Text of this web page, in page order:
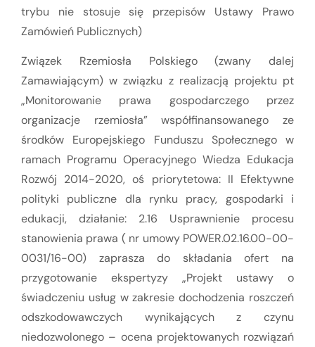
trybu nie stosuje się przepisów Ustawy Prawo
Zamówień Publicznych)
Związek Rzemiosła Polskiego (zwany dalej
Zamawiającym) w związku z realizacją projektu pt
„Monitorowanie prawa gospodarczego przez
organizacje rzemiosła” współfinansowanego ze
środków Europejskiego Funduszu Społecznego w
ramach Programu Operacyjnego Wiedza Edukacja
Rozwój 2014-2020, oś priorytetowa: II Efektywne
polityki publiczne dla rynku pracy, gospodarki i
edukacji, działanie: 2.16 Usprawnienie procesu
stanowienia prawa ( nr umowy POWER.02.16.00-00-
0031/16-00) zaprasza do składania ofert na
przygotowanie ekspertyzy „Projekt ustawy o
świadczeniu usług w zakresie dochodzenia roszczeń
odszkodowawczych wynikających z czynu
niedozwolonego – ocena projektowanych rozwiązań